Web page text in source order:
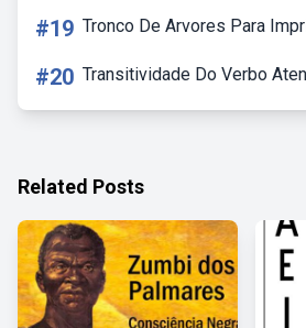
#19 Tronco De Arvores Para
#20 Transitividade Do Verbo
Related Posts